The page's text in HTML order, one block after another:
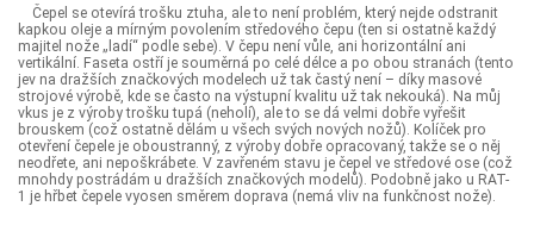
Čepel se otevírá trošku ztuha, ale to není problém, který nejde odstranit
kapkou oleje a mírným povolením středového čepu (ten si ostatně každý
majitel nože „ladí“ podle sebe). V čepu není vůle, ani horizontální ani
vertikální. Faseta ostří je souměrná po celé délce a po obou stranách (tento
jev na dražších značkových modelech už tak častý není – díky masové
strojové výrobě, kde se často na výstupní kvalitu už tak nekouká). Na můj
vkus je z výroby trošku tupá (neholí), ale to se dá velmi dobře vyřešit
brouskem (což ostatně dělám u všech svých nových nožů). Kolíček pro
otevření čepele je oboustranný, z výroby dobře opracovaný, takže se o něj
neodřete, ani nepoškrábete. V zavřeném stavu je čepel ve středové ose (což
mnohdy postrádám u dražších značkových modelů). Podobně jako u RAT-
1 je hřbet čepele vyosen směrem doprava (nemá vliv na funkčnost nože).